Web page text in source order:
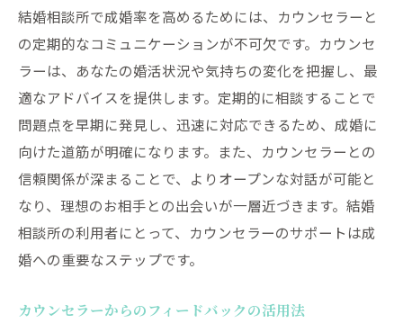
結婚相談所で成婚率を高めるためには、カウンセラーと
の定期的なコミュニケーションが不可欠です。カウンセ
ラーは、あなたの婚活状況や気持ちの変化を把握し、最
適なアドバイスを提供します。定期的に相談することで
問題点を早期に発見し、迅速に対応できるため、成婚に
向けた道筋が明確になります。また、カウンセラーとの
信頼関係が深まることで、よりオープンな対話が可能と
なり、理想のお相手との出会いが一層近づきます。結婚
相談所の利用者にとって、カウンセラーのサポートは成
婚への重要なステップです。
カウンセラーからのフィードバックの活用法